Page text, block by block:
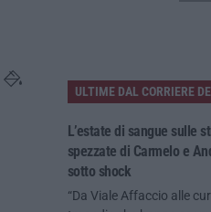
ULTIME DAL CORRIERE
L’estate di sangue sulle
spezzate di Carmelo e
sotto shock
“Da Viale Affaccio alle